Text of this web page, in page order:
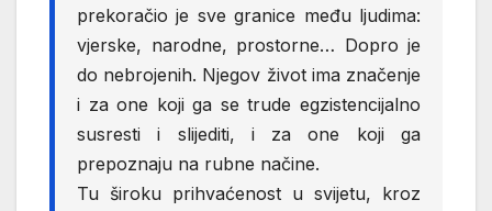
prekoračio je sve granice među ljudima:
vjerske, narodne, prostorne… Dopro je
do nebrojenih. Njegov život ima značenje
i za one koji ga se trude egzistencijalno
susresti i slijediti, i za one koji ga
prepoznaju na rubne načine.
Tu široku prihvaćenost u svijetu, kroz